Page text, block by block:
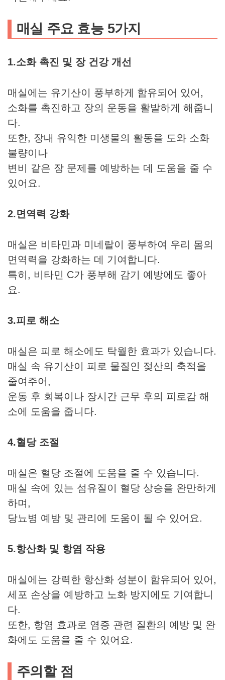
매실 주요 효능 5가지
1.소화 촉진 및 장 건강 개선
매실에는 유기산이 풍부하게 함유되어 있어,
소화를 촉진하고 장의 운동을 활발하게 해줍니
다.
또한, 장내 유익한 미생물의 활동을 도와 소화
불량이나
변비 같은 장 문제를 예방하는 데 도움을 줄 수
있어요.
2.면역력 강화
매실은 비타민과 미네랄이 풍부하여 우리 몸의
면역력을 강화하는 데 기여합니다.
특히, 비타민 C가 풍부해 감기 예방에도 좋아
요.
3.피로 해소
매실은 피로 해소에도 탁월한 효과가 있습니다.
매실 속 유기산이 피로 물질인 젖산의 축적을
줄여주어,
운동 후 회복이나 장시간 근무 후의 피로감 해
소에 도움을 줍니다.
4.혈당 조절
매실은 혈당 조절에 도움을 줄 수 있습니다.
매실 속에 있는 섬유질이 혈당 상승을 완만하게
하며,
당뇨병 예방 및 관리에 도움이 될 수 있어요.
5.항산화 및 항염 작용
매실에는 강력한 항산화 성분이 함유되어 있어,
세포 손상을 예방하고 노화 방지에도 기여합니
다.
또한, 항염 효과로 염증 관련 질환의 예방 및 완
화에도 도움을 줄 수 있어요.
주의할 점